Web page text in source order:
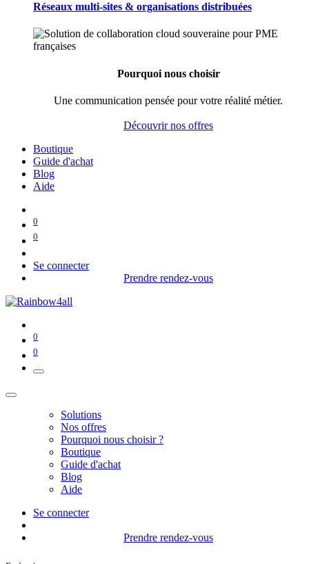
Réseaux multi-sites & organisations distribuées
Pourquoi nous choisir
Une communication pensée pour votre réalité métier.
Découvrir nos offres
Boutique
Guide d'achat
Blog
Aide
0
0
Se connecter
Prendre rendez-vous
0
0
Solutions
Nos offres
Pourquoi nous choisir ?
Boutique
Guide d'achat
Blog
Aide
Se connecter
Prendre rendez-vous